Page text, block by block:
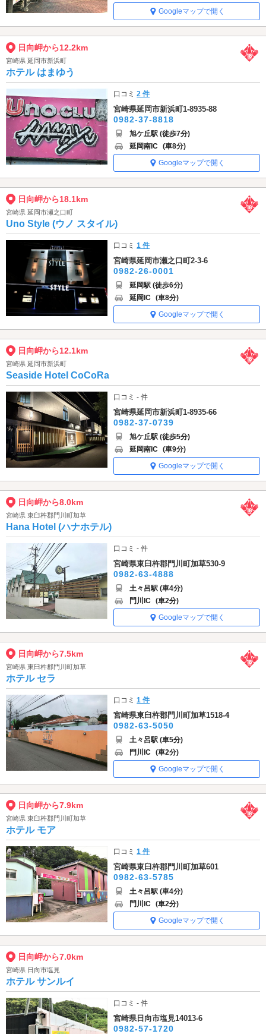
Googleマップで開く
日向岬から12.2km
宮崎県 延岡市新浜町
ホテル はまゆう
口コミ2 件
宮崎県延岡市新浜町1-8935-88
0982-37-8818
旭ケ丘駅 (徒歩7分)
延岡南IC (車8分)
Googleマップで開く
日向岬から18.1km
宮崎県 延岡市瀬之口町
Uno Style (ウノ スタイル)
口コミ1 件
宮崎県延岡市瀬之口町2-3-6
0982-26-0001
延岡駅 (徒歩6分)
延岡IC (車8分)
Googleマップで開く
日向岬から12.1km
宮崎県 延岡市新浜町
Seaside Hotel CoCoRa
口コミ - 件
宮崎県延岡市新浜町1-8935-66
0982-37-0739
旭ケ丘駅 (徒歩5分)
延岡南IC (車9分)
Googleマップで開く
日向岬から8.0km
宮崎県 東臼杵郡門川町加草
Hana Hotel (ハナホテル)
口コミ - 件
宮崎県東臼杵郡門川町加草530-9
0982-63-4888
土々呂駅 (車4分)
門川IC (車2分)
Googleマップで開く
日向岬から7.5km
宮崎県 東臼杵郡門川町加草
ホテル セラ
口コミ1 件
宮崎県東臼杵郡門川町加草1518-4
0982-63-5050
土々呂駅 (車5分)
門川IC (車2分)
Googleマップで開く
日向岬から7.9km
宮崎県 東臼杵郡門川町加草
ホテル モア
口コミ1 件
宮崎県東臼杵郡門川町加草601
0982-63-5785
土々呂駅 (車4分)
門川IC (車2分)
Googleマップで開く
日向岬から7.0km
宮崎県 日向市塩見
ホテル サンルイ
口コミ - 件
宮崎県日向市塩見14013-6
0982-57-1720